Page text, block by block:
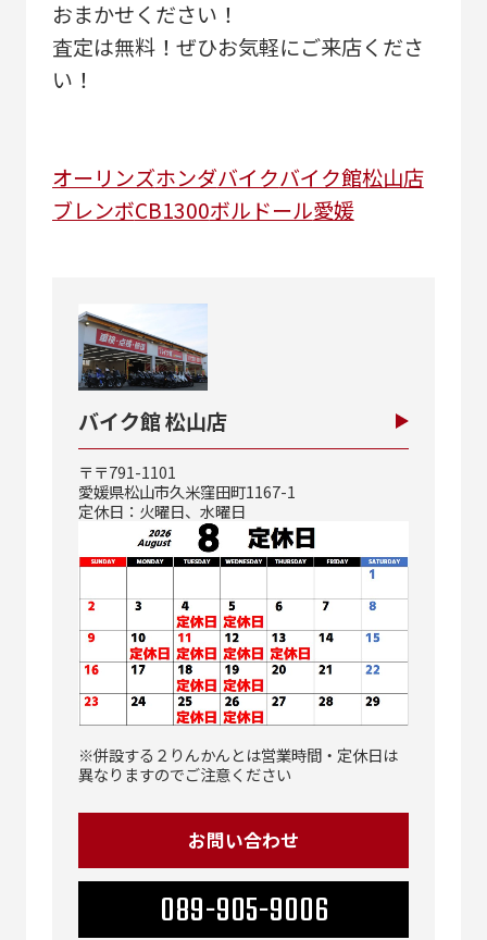
おまかせください！
査定は無料！ぜひお気軽にご来店くださ
い！
オーリンズホンダバイクバイク館松山店
ブレンボCB1300ボルドール愛媛
バイク館 松山店
〒〒791-1101
愛媛県松山市久米窪田町1167-1
定休日：火曜日、水曜日
※併設する２りんかんとは営業時間・定休日は
異なりますのでご注意ください
お問い合わせ
089-905-9006